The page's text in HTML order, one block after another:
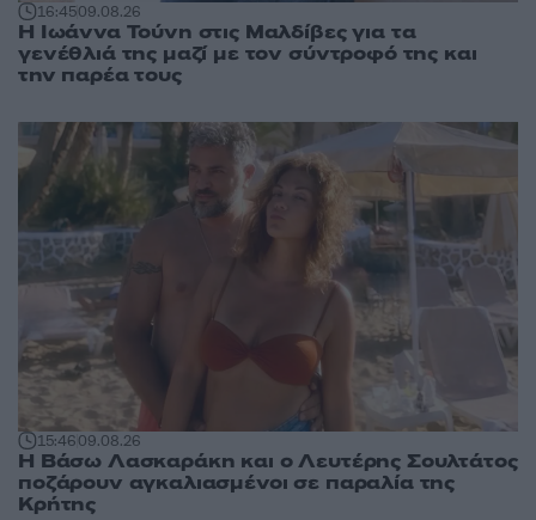
16:4509.08.26
Η Ιωάννα Τούνη στις Μαλδίβες για τα
γενέθλιά της μαζί με τον σύντροφό της και
την παρέα τους
15:4609.08.26
Η Βάσω Λασκαράκη και ο Λευτέρης Σουλτάτος
ποζάρουν αγκαλιασμένοι σε παραλία της
Κρήτης